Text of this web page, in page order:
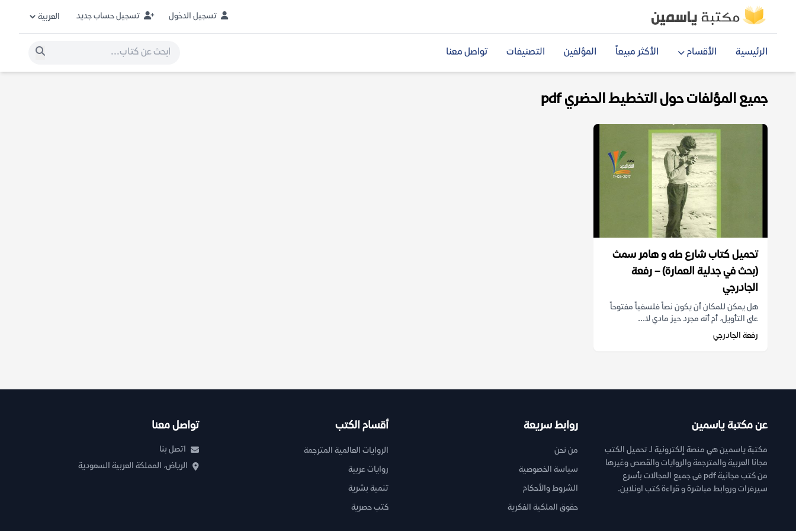
تسجيل الدخول تسجيل حساب جديد
الرئيسية الأقسام الأكثر مبيعاً المؤلفين التصنيفات تواصل معنا
جميع المؤلفات حول التخطيط الحضري pdf
تحميل كتاب شارع طه و هامر سمث
(بحث في جدلية العمارة) – رفعة
الجادرجي
هل يمكن للمكان أن يكون نصاً فلسفياً مفتوحاً
على التأويل، أم أنه مجرد حيز مادي لا...
رفعة الجادرجي
عن مكتبة ياسمين
مكتبة ياسمين هي منصة إلكترونية لـ تحميل الكتب
مجانا العربية والمترجمة والروايات والقصص وغيرها
من كتب مجانية pdf فى جميع المجالات بأسرع
سيرفرات وروابط مباشرة و قراءة كتب اونلاين.
روابط سريعة
من نحن
سياسة الخصوصية
الشروط والأحكام
حقوق الملكية الفكرية
أقسام الكتب
الروايات العالمية المترجمة
روايات عربية
تنمية بشرية
كتب حصرية
تواصل معنا
اتصل بنا
الرياض، المملكة العربية السعودية